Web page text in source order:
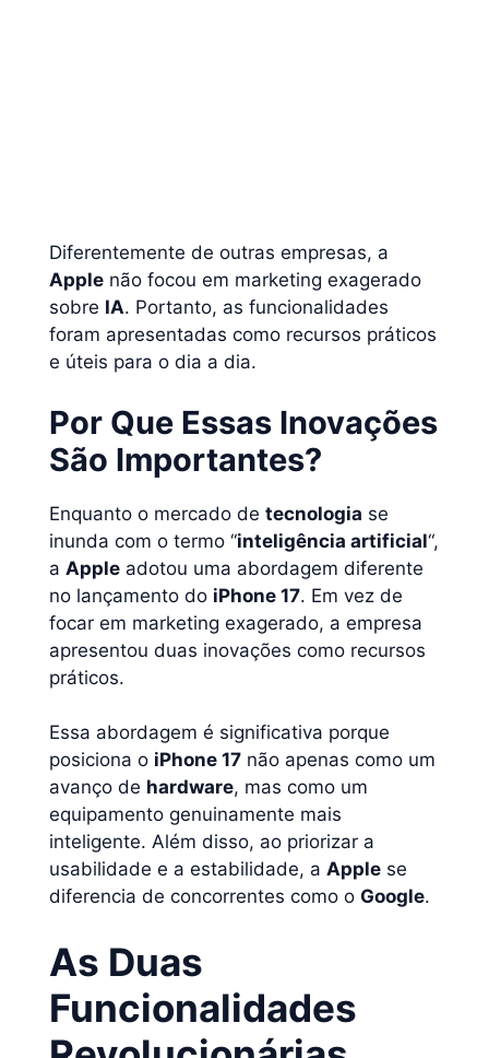
Diferentemente de outras empresas, a
Apple não focou em marketing exagerado
sobre IA. Portanto, as funcionalidades
foram apresentadas como recursos práticos
e úteis para o dia a dia.
Por Que Essas Inovações
São Importantes?
Enquanto o mercado de tecnologia se
inunda com o termo “inteligência artificial“,
a Apple adotou uma abordagem diferente
no lançamento do iPhone 17. Em vez de
focar em marketing exagerado, a empresa
apresentou duas inovações como recursos
práticos.
Essa abordagem é significativa porque
posiciona o iPhone 17 não apenas como um
avanço de hardware, mas como um
equipamento genuinamente mais
inteligente. Além disso, ao priorizar a
usabilidade e a estabilidade, a Apple se
diferencia de concorrentes como o Google.
As Duas
Funcionalidades